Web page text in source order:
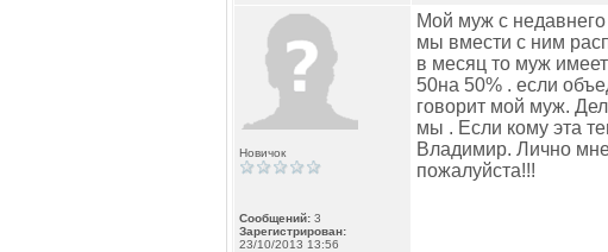
Новичок
Сообщений: 3
Зарегистрирован:
23/10/2013 13:56
Мой муж с
мы вмести с ним
в месяц то муж
50на 50% . если
говорит мой муж.
мы . Если кому эта
Владимир. Лично мне
пожалуйста!!!